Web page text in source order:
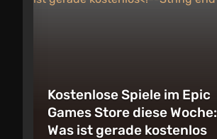
Kostenlose Spiele im Epic
Games Store diese Woche:
Was ist gerade kostenlos